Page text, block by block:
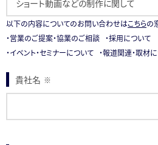
以下の内容についてのお問い合わせはこちらの
・営業のご提案・協業のご相談 ・採用について
・イベント・セミナーについて ・報道関連・取材
貴社名 ※